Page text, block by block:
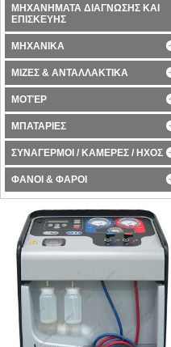
ΜΗΧΑΝΗΜΑΤΑ ΔΙΑΓΝΩΣΗΣ ΚΑΙ
ΕΠΙΣΚΕΥΗΣ
ΜΗΧΑΝΙΚΑ
ΜΙΖΕΣ & ΑΝΤΑΛΛΑΚΤΙΚΑ
ΜΟΤΈΡ
ΜΠΑΤΑΡΙΕΣ
ΣΥΝΑΓΕΡΜΟΙ / ΚΑΜΕΡΕΣ / ΗΧΟΣ
ΦΑΝΟΙ & ΦΑΡΟΙ